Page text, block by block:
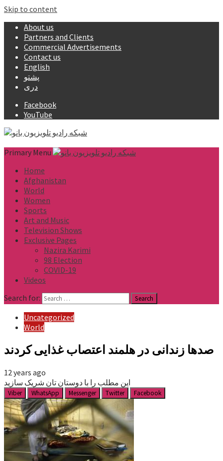
Skip to content
About us
Partners and Clients
Commercial Advertisements
Contact us
English
پشتو
دری
Facebook
YouTube
Primary Menu
Home
Afghanistan
World
Women
Sports
Art and Music
Television Shows
Exclusive Pages
Nazira Karimi
98 Election
COVID-19
Videos
Search for:
Uncategorized
World
صدها زندانی در هلمند اعتصاب غذایی کردند
12 years ago
این مطلب را با دوستان تان شریک سازید
Viber WhatsApp Messenger Twitter Facebook